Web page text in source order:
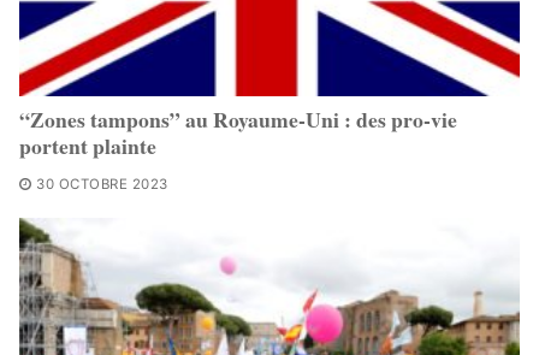
“Zones tampons” au Royaume-Uni : des pro-vie
portent plainte
30 OCTOBRE 2023